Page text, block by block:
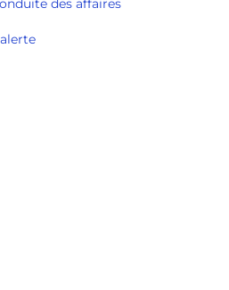
des affaires